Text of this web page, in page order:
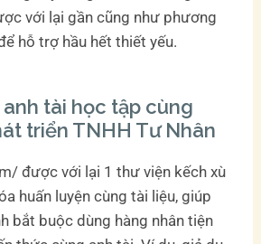
với lại gần cũng như phương
hỗ trợ hầu hết thiết yếu.
tài học tập cùng
triển TNHH Tư Nhân
được với lại 1 thư viện kếch xù
huấn luyện cùng tài liệu, giúp
bắt buộc dùng hàng nhân tiện